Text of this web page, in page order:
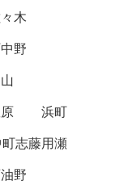
木
野
浜町
志藤用瀬
野